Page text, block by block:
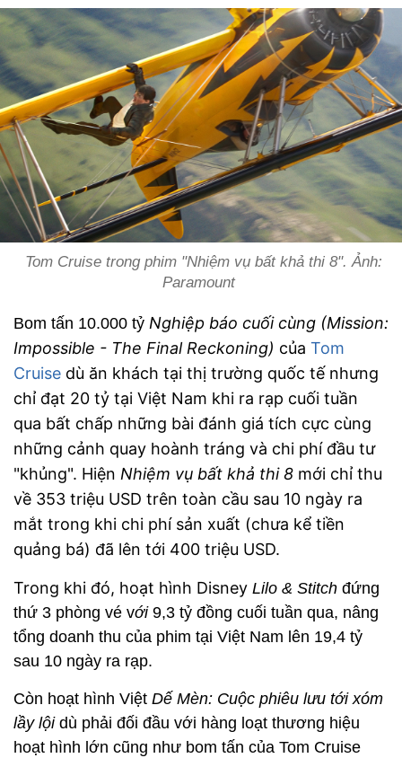
Tom Cruise trong phim "Nhiệm vụ bất khả thi 8". Ảnh:
Paramount
Bom tấn 10.000 tỷ Nghiệp báo cuối cùng (Mission:
Impossible - The Final Reckoning) của Tom
Cruise dù ăn khách tại thị trường quốc tế nhưng
chỉ đạt 20 tỷ tại Việt Nam khi ra rạp cuối tuần
qua bất chấp những bài đánh giá tích cực cùng
những cảnh quay hoành tráng và chi phí đầu tư
"khủng". Hiện Nhiệm vụ bất khả thi 8 mới chỉ thu
về 353 triệu USD trên toàn cầu sau 10 ngày ra
mắt trong khi chi phí sản xuất (chưa kể tiền
quảng bá) đã lên tới 400 triệu USD.
Trong khi đó, hoạt hình Disney Lilo & Stitch đứng
thứ 3 phòng vé với9,3 tỷ đồng cuối tuần qua, nâng
tổng doanh thu của phim tại Việt Nam lên 19,4 tỷ
sau 10 ngày ra rạp.
Còn hoạt hình Việt Dế Mèn: Cuộc phiêu lưu tới xóm
lầy lộidù phải đối đầu với hàng loạt thương hiệu
hoạt hình lớn cũng như bom tấn của Tom Cruise